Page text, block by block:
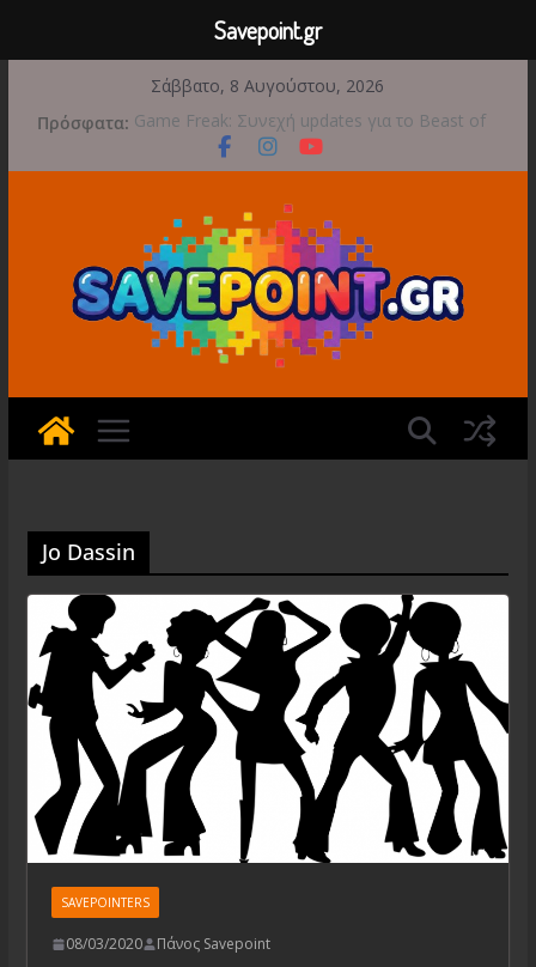
περιεχόμενο
Σάββατο, 8 Αυγούστου, 2026
Πρόσφατα: Game Freak: Συνεχή updates για το Beast of
Reincarnation μετά την ανάμεικτη υποδοχή
Μια φωτογραφική περιπέτεια συνεχίζεται στο
Διασχίστε τους ουρανούς με το Wild Blue
Skies αυτό το φθινόπωρο
Διακοπές και παιχνίδι για όλη την οικογένεια!
Έρχεται 1η Σεπτεμβρίου το Crimson Moon
Jo Dassin
SAVEPOINTERS
08/03/2020 Πάνος Savepoint
Savepoint.gr